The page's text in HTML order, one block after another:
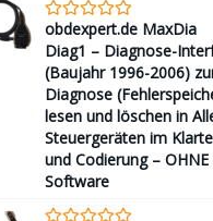
obdexpert.de MaxDia
Diag1 – Diagnose-
(Baujahr 1996-2006)
Diagnose
lesen und löschen in
Steuergeräten im
und Codierung – OHNE
Software